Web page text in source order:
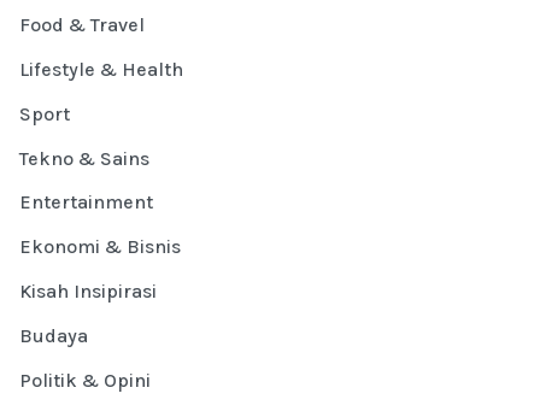
Food & Travel
Lifestyle & Health
Sport
Tekno & Sains
Entertainment
Ekonomi & Bisnis
Kisah Insipirasi
Budaya
Politik & Opini